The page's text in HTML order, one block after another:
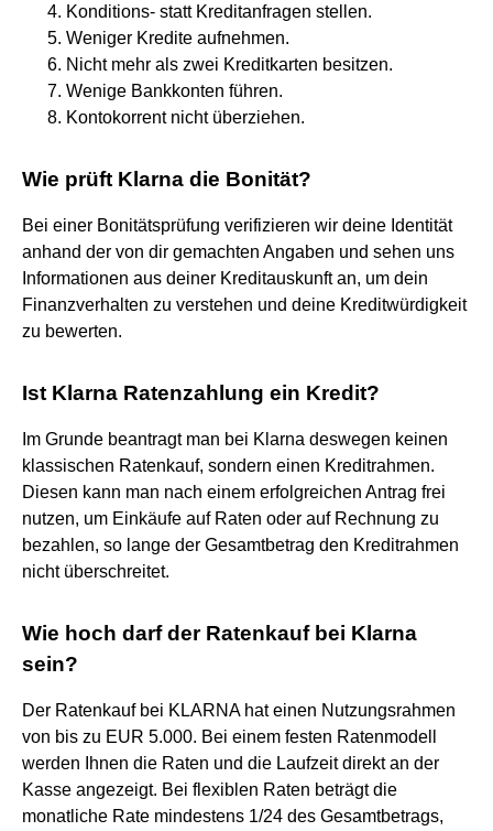
Konditions- statt Kreditanfragen stellen.
Weniger Kredite aufnehmen.
Nicht mehr als zwei Kreditkarten besitzen.
Wenige Bankkonten führen.
Kontokorrent nicht überziehen.
Wie prüft Klarna die Bonität?
Bei einer Bonitätsprüfung verifizieren wir deine Identität
anhand der von dir gemachten Angaben und sehen uns
Informationen aus deiner Kreditauskunft an, um dein
Finanzverhalten zu verstehen und deine Kreditwürdigkeit
zu bewerten.
Ist Klarna Ratenzahlung ein Kredit?
Im Grunde beantragt man bei Klarna deswegen keinen
klassischen Ratenkauf, sondern einen Kreditrahmen.
Diesen kann man nach einem erfolgreichen Antrag frei
nutzen, um Einkäufe auf Raten oder auf Rechnung zu
bezahlen, so lange der Gesamtbetrag den Kreditrahmen
nicht überschreitet.
Wie hoch darf der Ratenkauf bei Klarna
sein?
Der Ratenkauf bei KLARNA hat einen Nutzungsrahmen
von bis zu EUR 5.000. Bei einem festen Ratenmodell
werden Ihnen die Raten und die Laufzeit direkt an der
Kasse angezeigt. Bei flexiblen Raten beträgt die
monatliche Rate mindestens 1/24 des Gesamtbetrags,